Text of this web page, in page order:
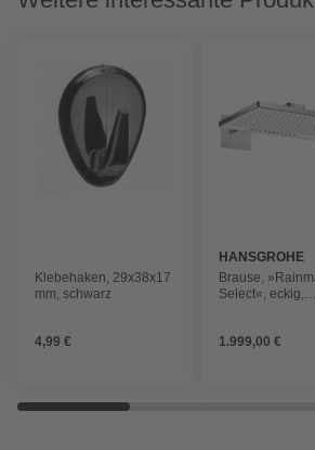
Klebehaken, 29x38x17
mm, schwarz
4,99 €
HANSGROHE
Brause,
Select«, eckig,
1.999,00 €